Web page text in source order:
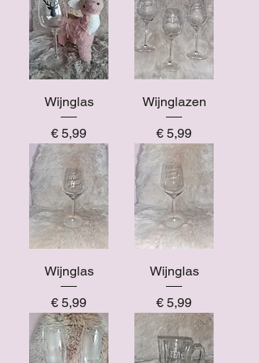
Wijnglas
Prijs
€ 5,99
Wijnglazen
Prijs
€ 5,99
Wijnglas
Prijs
€ 5,99
Wijnglas
Prijs
€ 5,99